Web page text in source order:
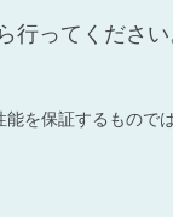
行ってください
を保証するものでは